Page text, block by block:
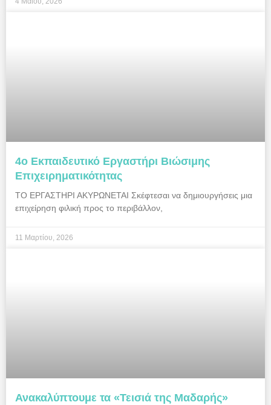
4ο Εκπαιδευτικό Εργαστήρι Βιώσιμης
Επιχειρηματικότητας
ΤΟ ΕΡΓΑΣΤΗΡΙ ΑΚΥΡΩΝΕΤΑΙ Σκέφτεσαι να δημιουργήσεις μια
επιχείρηση φιλική προς το περιβάλλον,
11 Μαρτίου, 2026
Ανακαλύπτουμε τα «Τεισιά της Μαδαρής»